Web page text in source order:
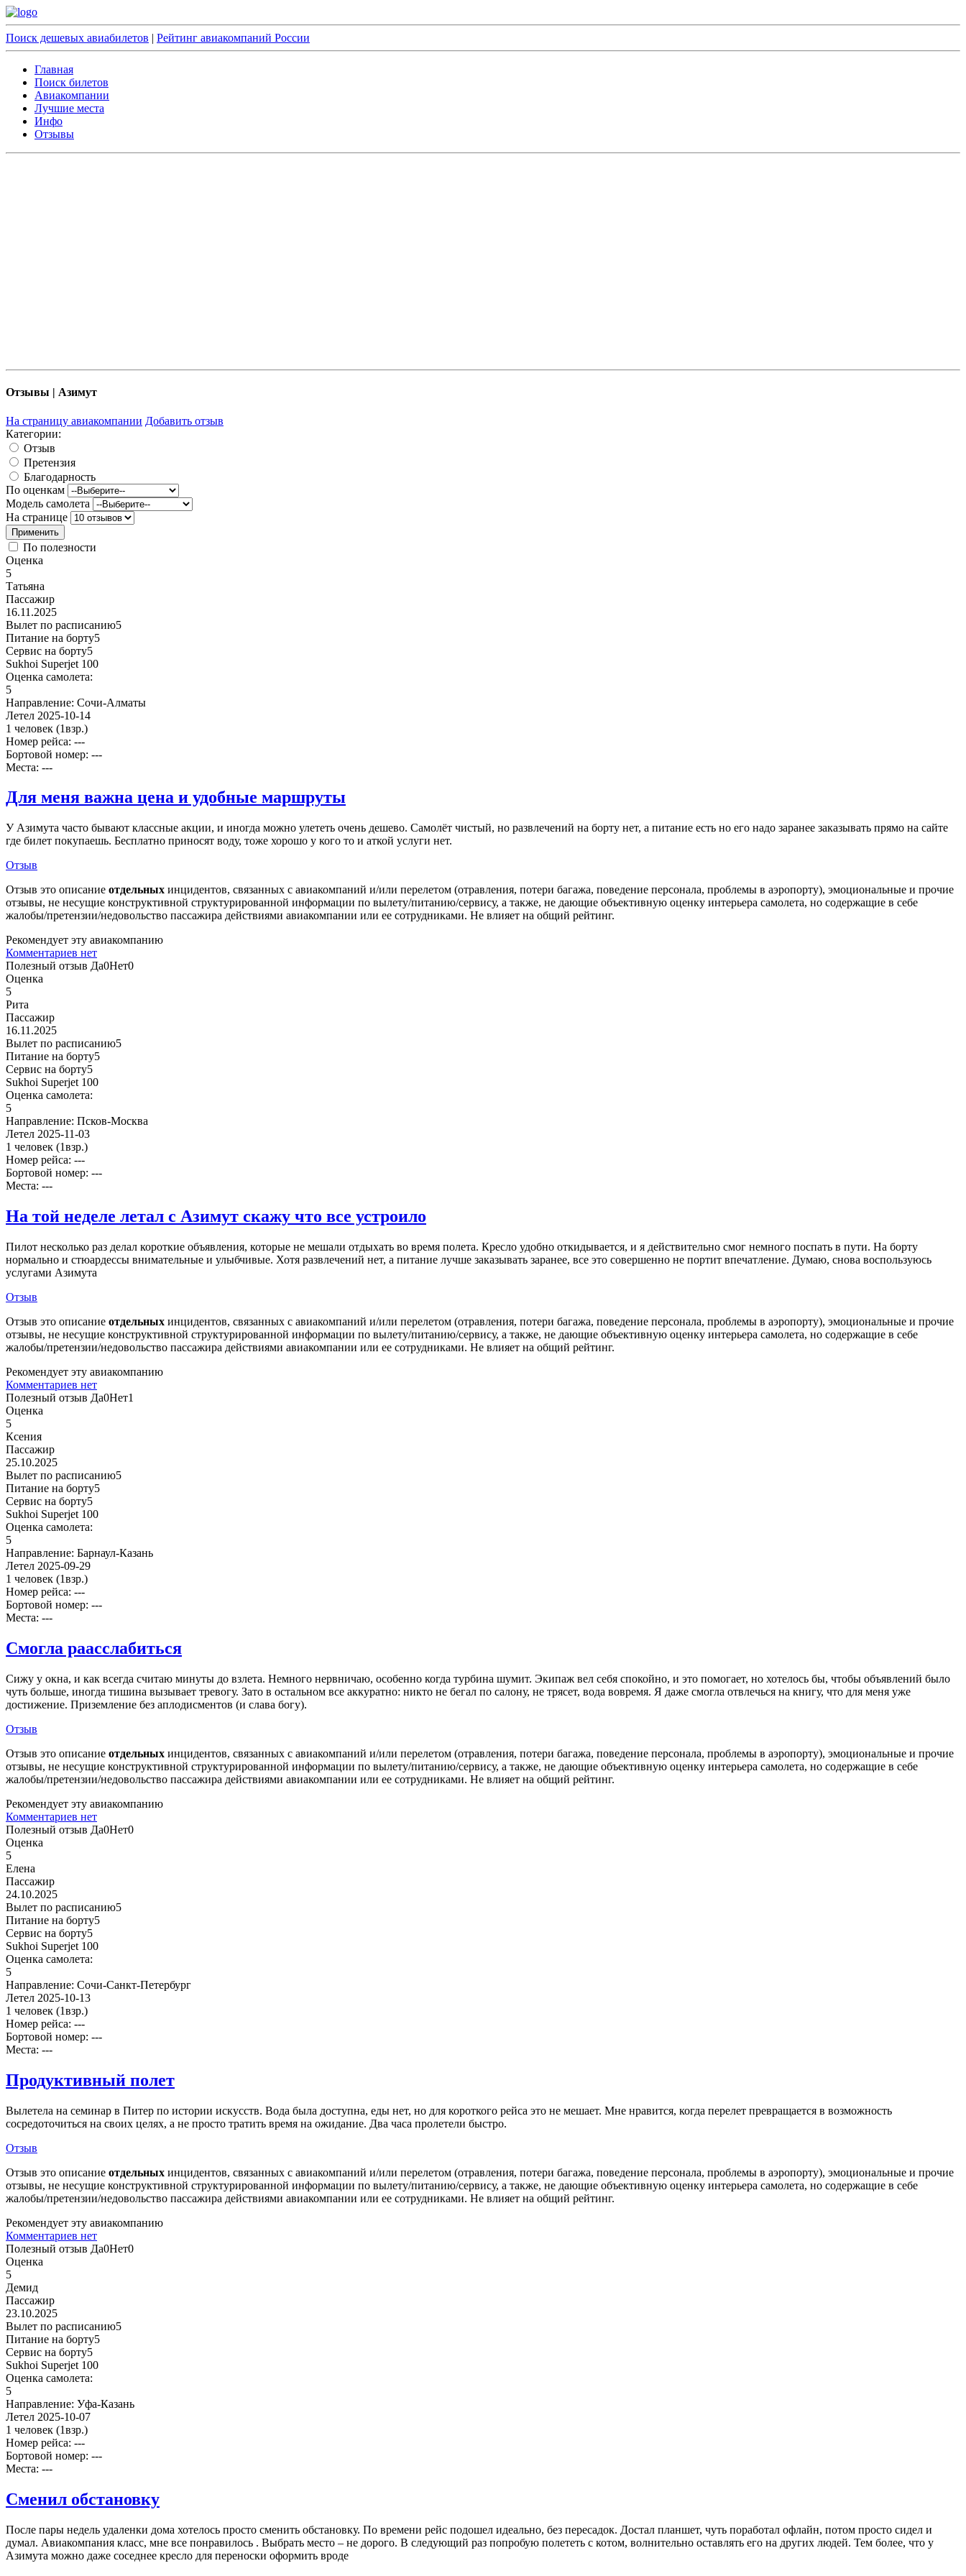
Поиск дешевых авиабилетов | Рейтинг авиакомпаний России
Главная
Поиск билетов
Авиакомпании
Лучшие места
Инфо
Отзывы
Отзывы | Азимут
На страницу авиакомпании Добавить отзыв
Категории:
Отзыв
Претензия
Благодарность
По оценкам
Модель самолета
На странице
По полезности
Оценка
5
Татьяна
Пассажир
16.11.2025
Вылет по расписанию5
Питание на борту5
Сервис на борту5
Sukhoi Superjet 100
Оценка самолета:
5
Направление: Сочи-Алматы
Летел 2025-10-14
1 человек (1взр.)
Номер рейса: ---
Бортовой номер: ---
Места: ---
Для меня важна цена и удобные маршруты
У Азимута часто бывают классные акции, и иногда можно улететь очень дешево. Самолёт чистый, но развлечений на борту нет, а питание есть но его надо заранее заказывать прямо на сайте
где билет покупаешь. Бесплатно приносят воду, тоже хорошо у кого то и аткой услуги нет.
Отзыв
Отзыв это описание отдельных инцидентов, связанных с авиакомпаний и/или перелетом (отравления, потери багажа, поведение персонала, проблемы в аэропорту), эмоциональные и прочие
отзывы, не несущие конструктивной структурированной информации по вылету/питанию/сервису, а также, не дающие объективную оценку интерьера самолета, но содержащие в себе
жалобы/претензии/недовольство пассажира действиями авиакомпании или ее сотрудниками. Не влияет на общий рейтинг.
Рекомендует эту авиакомпанию
Комментариев нет
Полезный отзыв Да0Нет0
Оценка
5
Рита
Пассажир
16.11.2025
Вылет по расписанию5
Питание на борту5
Сервис на борту5
Sukhoi Superjet 100
Оценка самолета:
5
Направление: Псков-Москва
Летел 2025-11-03
1 человек (1взр.)
Номер рейса: ---
Бортовой номер: ---
Места: ---
На той неделе летал с Азимут скажу что все устроило
Пилот несколько раз делал короткие объявления, которые не мешали отдыхать во время полета. Кресло удобно откидывается, и я действительно смог немного поспать в пути. На борту
нормально и стюардессы внимательные и улыбчивые. Хотя развлечений нет, а питание лучше заказывать заранее, все это совершенно не портит впечатление. Думаю, снова воспользуюсь
услугами Азимута
Отзыв
Отзыв это описание отдельных инцидентов, связанных с авиакомпаний и/или перелетом (отравления, потери багажа, поведение персонала, проблемы в аэропорту), эмоциональные и прочие
отзывы, не несущие конструктивной структурированной информации по вылету/питанию/сервису, а также, не дающие объективную оценку интерьера самолета, но содержащие в себе
жалобы/претензии/недовольство пассажира действиями авиакомпании или ее сотрудниками. Не влияет на общий рейтинг.
Рекомендует эту авиакомпанию
Комментариев нет
Полезный отзыв Да0Нет1
Оценка
5
Ксения
Пассажир
25.10.2025
Вылет по расписанию5
Питание на борту5
Сервис на борту5
Sukhoi Superjet 100
Оценка самолета:
5
Направление: Барнаул-Казань
Летел 2025-09-29
1 человек (1взр.)
Номер рейса: ---
Бортовой номер: ---
Места: ---
Смогла раасслабиться
Сижу у окна, и как всегда считаю минуты до взлета. Немного нервничаю, особенно когда турбина шумит. Экипаж вел себя спокойно, и это помогает, но хотелось бы, чтобы объявлений было
чуть больше, иногда тишина вызывает тревогу. Зато в остальном все аккуратно: никто не бегал по салону, не трясет, вода вовремя. Я даже смогла отвлечься на книгу, что для меня уже
достижение. Приземление без аплодисментов (и слава богу).
Отзыв
Отзыв это описание отдельных инцидентов, связанных с авиакомпаний и/или перелетом (отравления, потери багажа, поведение персонала, проблемы в аэропорту), эмоциональные и прочие
отзывы, не несущие конструктивной структурированной информации по вылету/питанию/сервису, а также, не дающие объективную оценку интерьера самолета, но содержащие в себе
жалобы/претензии/недовольство пассажира действиями авиакомпании или ее сотрудниками. Не влияет на общий рейтинг.
Рекомендует эту авиакомпанию
Комментариев нет
Полезный отзыв Да0Нет0
Оценка
5
Елена
Пассажир
24.10.2025
Вылет по расписанию5
Питание на борту5
Сервис на борту5
Sukhoi Superjet 100
Оценка самолета:
5
Направление: Сочи-Санкт-Петербург
Летел 2025-10-13
1 человек (1взр.)
Номер рейса: ---
Бортовой номер: ---
Места: ---
Продуктивный полет
Вылетела на семинар в Питер по истории искусств. Вода была доступна, еды нет, но для короткого рейса это не мешает. Мне нравится, когда перелет превращается в возможность
сосредоточиться на своих целях, а не просто тратить время на ожидание. Два часа пролетели быстро.
Отзыв
Отзыв это описание отдельных инцидентов, связанных с авиакомпаний и/или перелетом (отравления, потери багажа, поведение персонала, проблемы в аэропорту), эмоциональные и прочие
отзывы, не несущие конструктивной структурированной информации по вылету/питанию/сервису, а также, не дающие объективную оценку интерьера самолета, но содержащие в себе
жалобы/претензии/недовольство пассажира действиями авиакомпании или ее сотрудниками. Не влияет на общий рейтинг.
Рекомендует эту авиакомпанию
Комментариев нет
Полезный отзыв Да0Нет0
Оценка
5
Демид
Пассажир
23.10.2025
Вылет по расписанию5
Питание на борту5
Сервис на борту5
Sukhoi Superjet 100
Оценка самолета:
5
Направление: Уфа-Казань
Летел 2025-10-07
1 человек (1взр.)
Номер рейса: ---
Бортовой номер: ---
Места: ---
Сменил обстановку
После пары недель удаленки дома хотелось просто сменить обстановку. По времени рейс подошел идеально, без пересадок. Достал планшет, чуть поработал офлайн, потом просто сидел и
думал. Авиакомпания класс, мне все понравилось . Выбрать место – не дорого. В следующий раз попробую полететь с котом, волнительно оставлять его на других людей. Тем более, что у
Азимута можно даже соседнее кресло для переноски оформить вроде